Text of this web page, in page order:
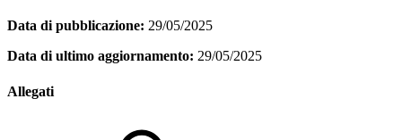
Data di pubblicazione: 29/05/2025
Data di ultimo aggiornamento: 29/05/2025
Allegati